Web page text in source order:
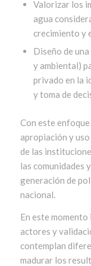
Valorizar los
agua
crecimiento y
Diseño de
y ambiental)
privado en la
y toma de
Con este
apropiación y
de las
las comunidades
generación de
nacional.
En este
actores y
contemplan
madurar los